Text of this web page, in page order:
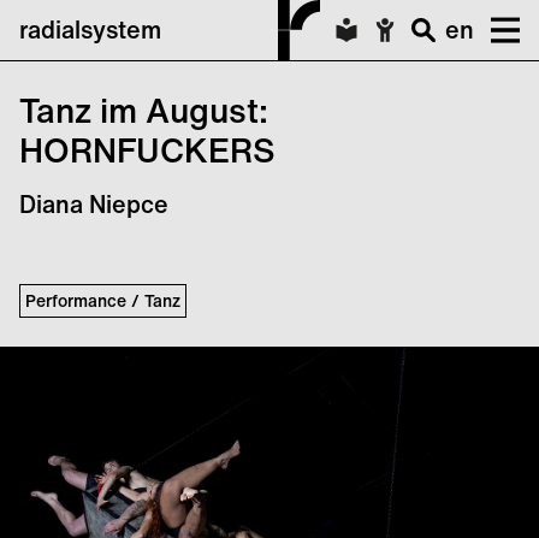
radialsystem en
Tanz im August:
HORNFUCKERS
Diana Niepce
Performance / Tanz